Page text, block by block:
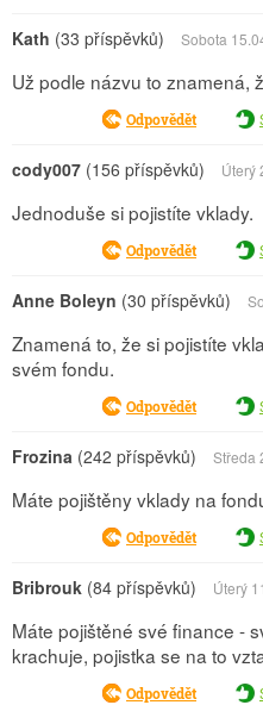
Kath (33 příspěvků) Sobota
Už podle názvu to znamená,
Odpovědět
cody007 (156 příspěvků) Úterý
Jednoduše si pojistíte vklady.
Odpovědět
Anne Boleyn (30 příspěvků)
Znamená to, že si pojistíte
svém fondu.
Odpovědět
Frozina (242 příspěvků) Středa
Máte pojištěny vklady na
Odpovědět
Bribrouk (84 příspěvků) Úterý
Máte pojištěné své finance -
krachuje, pojistka se na to
Odpovědět